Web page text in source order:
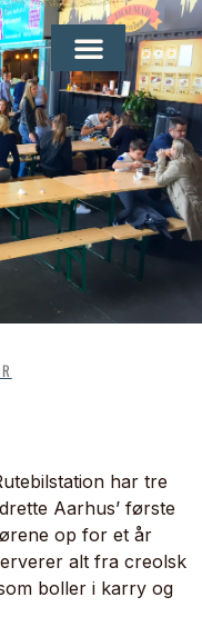
har tre
Aarhus’ første
op for et år
alt fra creolsk
boller i karry og